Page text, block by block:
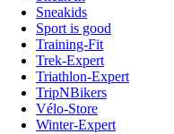
Sneakids
Sport is good
Training-Fit
Trek-Expert
Triathlon-Expert
TripNBikers
Vélo-Store
Winter-Expert